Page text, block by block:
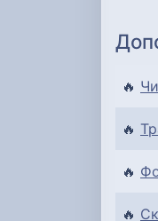
🔥
🔥
🔥
🔥